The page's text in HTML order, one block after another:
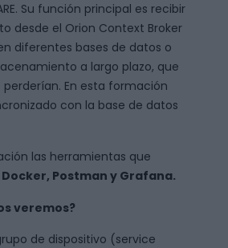
Su función principal es recibir
desde el Orion Context Broker
diferentes bases de datos o
a largo plazo, que
En esta formación
con la base de datos
las herramientas que
Docker, Postman y Grafana.
veremos?
de dispositivo (service